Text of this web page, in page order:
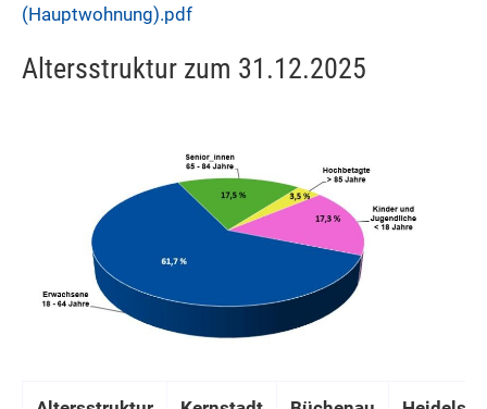
(Hauptwohnung).pdf
Altersstruktur zum 31.12.2025